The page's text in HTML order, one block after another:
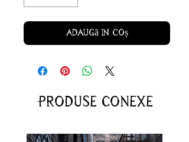
Adaugă în coș
Produse conexe